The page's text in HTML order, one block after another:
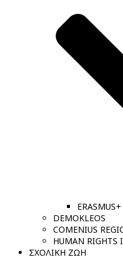
DEMOKLEOS
COMENIUS
HUMAN RIGHTS
ΣΧΟΛΙΚΗ ΖΩΗ